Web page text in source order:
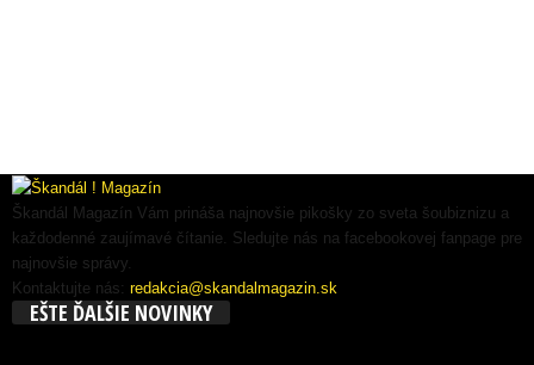
Škandál Magazín Vám prináša najnovšie pikošky zo sveta šoubiznizu a
každodenné zaujímavé čítanie. Sledujte nás na facebookovej fanpage pre
najnovšie správy.
Kontaktujte nás: redakcia@skandalmagazin.sk
EŠTE ĎALŠIE NOVINKY